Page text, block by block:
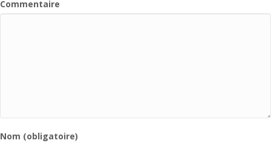
Commentaire
Nom (obligatoire)